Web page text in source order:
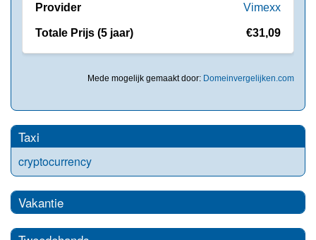
Vimexx
€31,09
Mede mogelijk gemaakt door: Domeinvergelijken.com
Taxi
cryptocurrency
Vakantie